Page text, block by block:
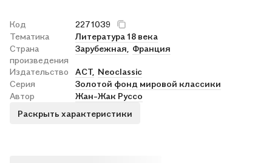
Код
2271039
Тематика
Литература 18 века
Страна
произведения
Зарубежная, Франция
Издательство АСТ, Neoclassic
Серия
Золотой фонд мировой классики
Автор
Жан-Жак Руссо
Раскрыть характеристики